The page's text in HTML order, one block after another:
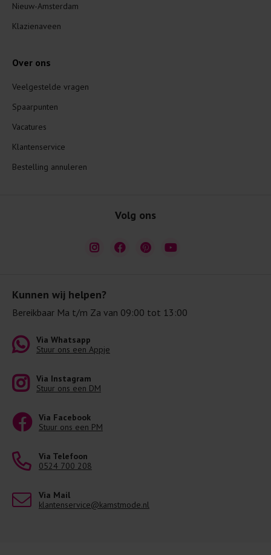
Kunnen wij helpen?
Bereikbaar Ma t/m Za van 09:00 tot 13:00
Via Whatsapp
Stuur ons een Appje
Via Instagram
Stuur ons een DM
Via Facebook
Stuur ons een PM
Via Telefoon
0524 700 208
Via Mail
klantenservice@kamstmode.nl
Nieuw-Amsterdam
Klazienaveen
Over ons
Veelgestelde vragen
Spaarpunten
Vacatures
Klantenservice
Bestelling annuleren
Volg ons